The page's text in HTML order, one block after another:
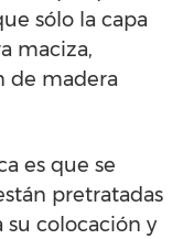
sólo la capa
maciza,
de madera
es que se
pretratadas
su colocación y